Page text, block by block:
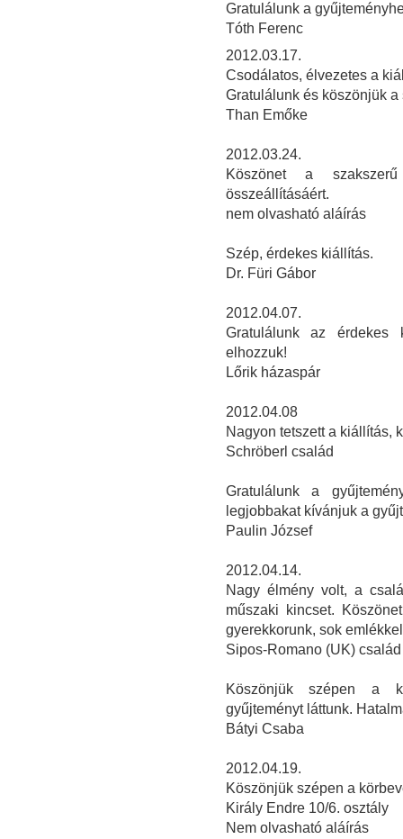
Gratulálunk a
Tóth Ferenc
2012.03.17.
Csodálatos, élvezetes a
Gratulálunk és köszönjük
Than Emőke
2012.03.24.
Köszönet a
összeállításáért.
nem olvasható aláírás
Szép, érdekes kiállítás.
Dr. Füri Gábor
2012.04.07.
Gratulálunk az érdekes
elhozzuk!
Lőrik házaspár
2012.04.08
Nagyon tetszett a kiállítás,
Schröberl család
Gratulálunk a
legjobbakat kívánjuk a
Paulin József
2012.04.14.
Nagy élmény volt, a
műszaki kincset.
gyerekkorunk, sok
Sipos-Romano (UK) család
Köszönjük szépen a
gyűjteményt láttunk.
Bátyi Csaba
2012.04.19.
Köszönjük szépen a
Király Endre 10/6. osztály
Nem olvasható aláírás